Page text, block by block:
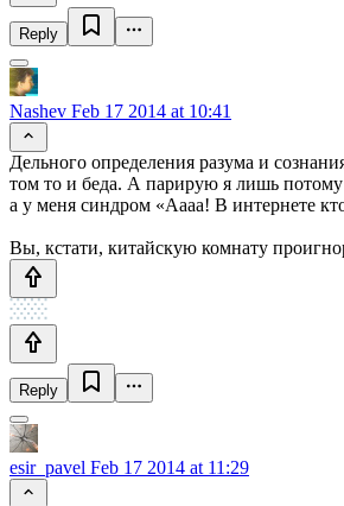
Reply
Nashev Feb 17 2014 at 10:41
Дельного определения разума и
том то и беда. А парирую я лишь потому
а у меня синдром «Аааа! В интернете
Вы, кстати, китайскую комнату
Reply
esir_pavel Feb 17 2014 at 11:29